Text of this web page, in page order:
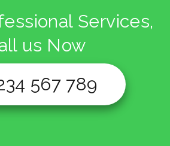
Services,
us Now
567 789